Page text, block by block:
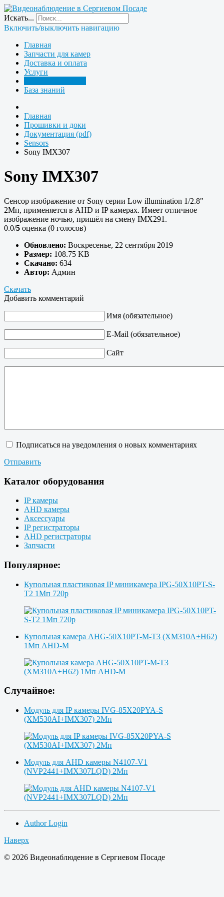
Искать...
Включить/выключить навигацию
Главная
Запчасти для камер
Доставка и оплата
Услуги
База знаний
Главная
Прошивки и доки
Документация (pdf)
Sensors
Sony IMX307
Sony IMX307
Cенсор изображение от Sony серии Low illumination 1/2.8"
2Мп, применяется в AHD и IP камерах. Имеет отличное
изображение ночью, пришёл на смену IMX291.
0.0/5 оценка (0 голосов)
Обновлено: Воскресенье, 22 сентября 2019
Размер: 108.75 KB
Скачано: 634
Автор: Админ
Скачать
Добавить комментарий
Имя (обязательное)
E-Mail (обязательное)
Сайт
Подписаться на уведомления о новых комментариях
Отправить
Каталог оборудования
IP камеры
AHD камеры
Аксессуары
IP регистраторы
AHD регистраторы
Запчасти
Популярное:
Купольная пластиковая IP миникамера IPG-50X10PT-S-
T2 1Мп 720p
Купольная камера AHG-50X10PT-M-T3 (XM310A+H62)
1Мп AHD-M
Случайное:
Модуль для IP камеры IVG-85X20PYA-S
(XM530AI+IMX307) 2Мп
Модуль для AHD камеры N4107-V1
(NVP2441+IMX307LQD) 2Мп
Author Login
Наверх
© 2026 Видеонаблюдение в Сергиевом Посаде